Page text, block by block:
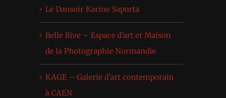
Le Dansoir Karine Saporta
Belle Rive – Espace d’art et Maison
de la Photographie Normandie
KAGE – Galerie d’art contemporain
à CAEN